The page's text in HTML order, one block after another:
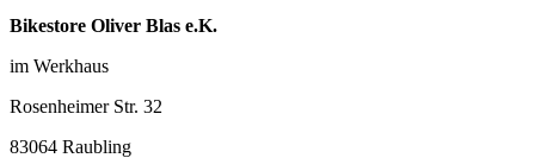
Bikestore Oliver Blas e.K.
im Werkhaus
Rosenheimer Str. 32
83064 Raubling